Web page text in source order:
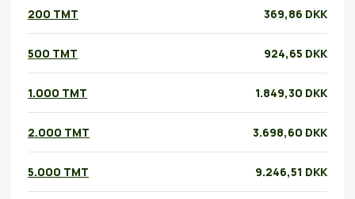
200 TMT 369,86 DKK
500 TMT 924,65 DKK
1.000 TMT 1.849,30 DKK
2.000 TMT 3.698,60 DKK
5.000 TMT 9.246,51 DKK